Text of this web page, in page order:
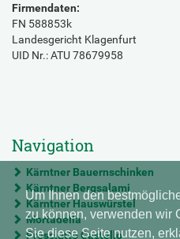
Um Ihnen den
zu können, verwenden wir
Sie diese Seite nutzen,
Firmendaten:
FN 588853k
Landesgericht Klagenfurt
UID Nr.: ATU 78679958
Navigation
Kärntner Bauernschinken
Kärntner Bergsalami
Kärntner Hauswürstel
Mortadella
Prosciutto Castello